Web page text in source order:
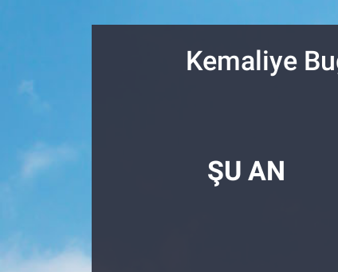
Kemaliye
ŞU AN
Resmi İlanlar